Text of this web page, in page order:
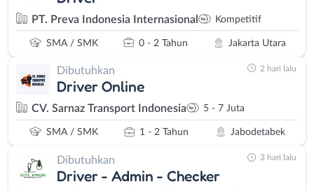
PT. Preva Indonesia Internasional Kompetitif
SMA / SMK 0 - 2 Tahun Jakarta Utara
Dibutuhkan
Driver Online
CV. Sarnaz Transport Indonesia 5 - 7 Juta
SMA / SMK 1 - 2 Tahun Jabodetabek
2 hari lalu
Dibutuhkan
Driver - Admin - Checker
3 hari lalu